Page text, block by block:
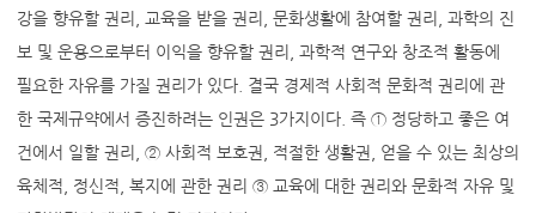
강을 향유할 권리, 교육을 받을 권리, 문화생활에 참여할 권리, 과학의 진
보 및 운용으로부터 이익을 향유할 권리, 과학적 연구와 창조적 활동에
필요한 자유를 가질 권리가 있다. 결국 경제적 사회적 문화적 권리에 관
한 국제규약에서 증진하려는 인권은 3가지이다. 즉 ① 정당하고 좋은 여
건에서 일할 권리, ② 사회적 보호권, 적절한 생활권, 얻을 수 있는 최상의
육체적, 정신적, 복지에 관한 권리 ③ 교육에 대한 권리와 문화적 자유 및